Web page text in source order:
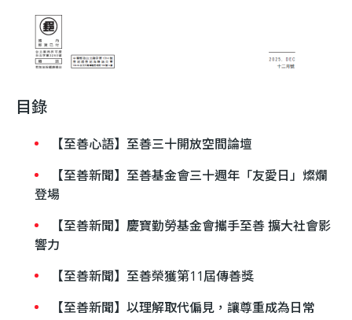
目錄
【至善心語】至善三十開放空間論壇
【至善新聞】至善基金會三十週年「友愛日」燦爛
登場
【至善新聞】慶寶勤勞基金會攜手至善 擴大社會影
響力
【至善新聞】至善榮獲第11屆傳善獎
【至善新聞】以理解取代偏見，讓尊重成為日常